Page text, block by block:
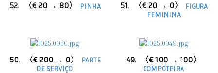
52. 〈€ 20 → 80〉 PINHA 51. 〈€ 20 → 0〉
FIGURA
FEMININA
50. 〈€ 200 → 0〉
PARTE
DE SERVIÇO
49. 〈€ 100 → 100〉
COMPOTEIRA